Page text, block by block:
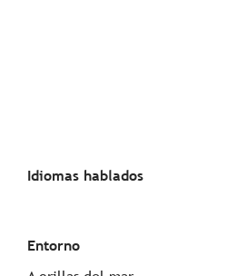
Idiomas hablados
Idiomas hablados
Entorno
Entorno